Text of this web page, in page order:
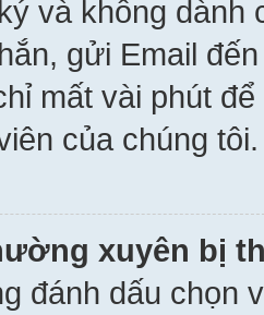
và không
gửi Email
mất vài phút
của chúng tôi.
xuyên bị
đánh dấu chọn